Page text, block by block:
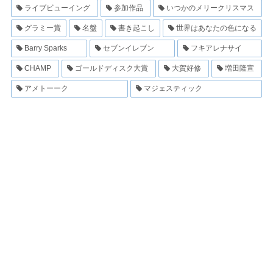
ライブビューイング 参加作品 いつかのメリークリスマス
グラミー賞 名盤 書き起こし 世界はあなたの色になる
Barry Sparks セブンイレブン フキアレナサイ
CHAMP ゴールドディスク大賞 大賀好修 増田隆宣
アメトーーク マジェスティック